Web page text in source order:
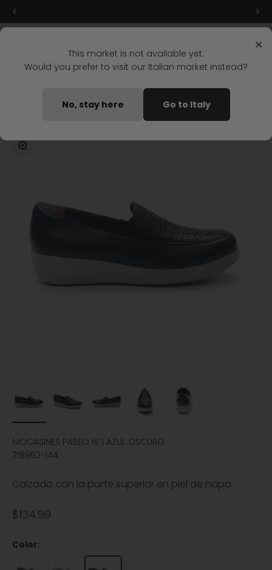
Ir al contenido
Home MOCASINES PASEO IV 1 AZUL OSCURO
Zoom
MOCASINES PASEO IV 1 AZUL OSCURO
218962-144
Calzado con la parte superior en piel de napa
Precio de oferta
$134.99
Color:
×
This market is not available yet.
Would you prefer to visit our Italian market instead?
No, stay here Go to Italy